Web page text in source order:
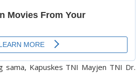
sama, Kapuskes TNI Mayjen TNI Dr.